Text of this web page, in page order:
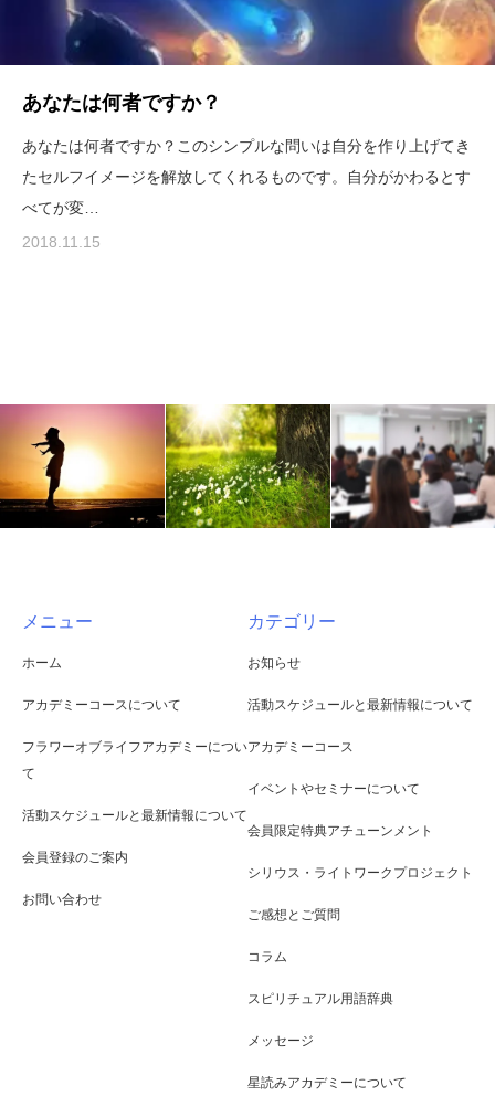
あなたは何者ですか？
あなたは何者ですか？このシンプルな問いは自分を作り上げてき
たセルフイメージを解放してくれるものです。自分がかわるとす
べてが変…
2018.11.15
メニュー
ホーム
アカデミーコースについて
フラワーオブライフアカデミーについ
て
活動スケジュールと最新情報について
会員登録のご案内
お問い合わせ
カテゴリー
お知らせ
活動スケジュールと最新情報について
アカデミーコース
イベントやセミナーについて
会員限定特典アチューンメント
シリウス・ライトワークプロジェクト
ご感想とご質問
コラム
スピリチュアル用語辞典
メッセージ
星読みアカデミーについて